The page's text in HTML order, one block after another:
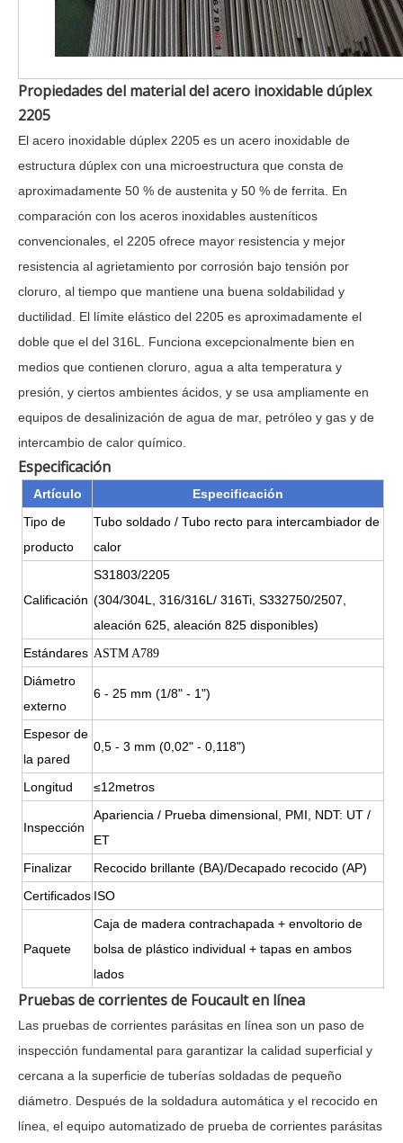
Propiedades del material del acero inoxidable dúplex
2205
El acero inoxidable dúplex 2205 es un acero inoxidable de
estructura dúplex con una microestructura que consta de
aproximadamente 50 % de austenita y 50 % de ferrita. En
comparación con los aceros inoxidables austeníticos
convencionales, el 2205 ofrece mayor resistencia y mejor
resistencia al agrietamiento por corrosión bajo tensión por
cloruro, al tiempo que mantiene una buena soldabilidad y
ductilidad. El límite elástico del 2205 es aproximadamente el
doble que el del 316L. Funciona excepcionalmente bien en
medios que contienen cloruro, agua a alta temperatura y
presión, y ciertos ambientes ácidos, y se usa ampliamente en
equipos de desalinización de agua de mar, petróleo y gas y de
intercambio de calor químico.
Especificación
Artículo
Especificación
Tipo de
producto
Tubo soldado / Tubo recto para intercambiador de
calor
Calificación
S31803/2205
(304/304L, 316/316L/ 316Ti, S332750/2507,
aleación 625, aleación 825 disponibles)
Estándares ASTM A789
Diámetro
externo
6 - 25 mm (1/8" - 1")
Espesor de
la pared
0,5 - 3 mm (0,02" - 0,118")
Longitud ≤12metros
Inspección
Apariencia / Prueba dimensional, PMI, NDT: UT /
ET
Finalizar
Recocido brillante (BA)/Decapado recocido (AP)
Certificados ISO
Paquete
Caja de madera contrachapada + envoltorio de
bolsa de plástico individual + tapas en ambos
lados
Pruebas de corrientes de Foucault en línea
Las pruebas de corrientes parásitas en línea son un paso de
inspección fundamental para garantizar la calidad superficial y
cercana a la superficie de tuberías soldadas de pequeño
diámetro. Después de la soldadura automática y el recocido en
línea, el equipo automatizado de prueba de corrientes parásitas